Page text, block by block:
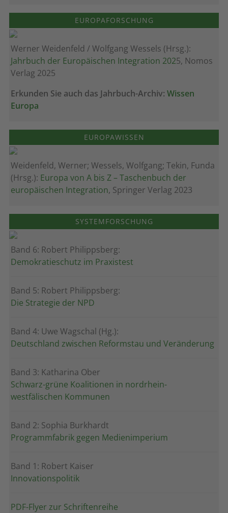
EUROPAFORSCHUNG
Werner Weidenfeld / Wolfgang Wessels (Hrsg.):
Jahrbuch der Europäischen Integration 2025, Nomos
Verlag 2025
Erkunden Sie auch das Jahrbuch-Archiv: Wissen
Europa
EUROPAWISSEN
Weidenfeld, Werner; Wessels, Wolfgang; Tekin, Funda
(Hrsg.): Europa von A bis Z – Taschenbuch der
europäischen Integration, Springer Verlag 2023
SYSTEMFORSCHUNG
Band 6: Robert Philippsberg:
Demokratieschutz im Praxistest
Band 5: Robert Philippsberg:
Die Strategie der NPD
Band 4: Uwe Wagschal (Hg.):
Deutschland zwischen Reformstau und Veränderung
Band 3: Katharina Ober
Schwarz-grüne Koalitionen in nordrhein-
westfälischen Kommunen
Band 2: Sophia Burkhardt
Programmfabrik gegen Medienimperium
Band 1: Robert Kaiser
Innovationspolitik
PDF-Flyer zur Schriftenreihe